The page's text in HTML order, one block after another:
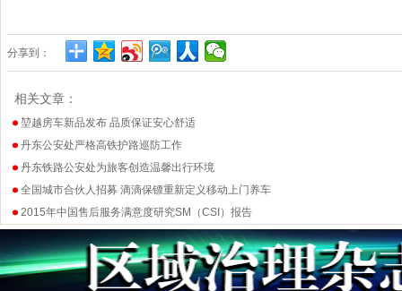
分享到：
相关文章：
堃越房车新品发布 品质保证安心舒适
丹东公安处严格高铁护路巡防工作
丹东铁路公安处为旅客创造温馨出行环境
全国城市合伙人招募 滴滴保镖重新定义移动上门养车
2015年中国售后服务满意度研究SM（CSI）报告